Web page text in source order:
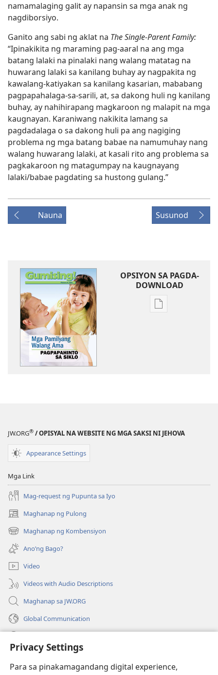
Privacy Settings
Para sa pinakamagandang digital experience,
namamalaging galit ay napansin sa mga anak ng
nagdiborsiyo.
Ganito ang sabi ng aklat na The Single-Parent Family:
“Ipinakikita ng maraming pag-aaral na ang mga
batang lalaki na pinalaki nang walang matatag na
huwarang lalaki sa kanilang buhay ay nagpakita ng
kawalang-katiyakan sa kanilang kasarian, mababang
pagpapahalaga-sa-sarili, at, sa dakong huli ng kanilang
buhay, ay nahihirapang magkaroon ng malapit na mga
kaugnayan. Karaniwang nakikita lamang sa
pagdadalaga o sa dakong huli pa ang nagiging
problema ng mga batang babae na namumuhay nang
walang huwarang lalaki, at kasali rito ang problema sa
pagkakaroon ng matagumpay na kaugnayang
lalaki/babae pagdating sa hustong gulang.”
Nauna Susunod
OPSIYON SA PAGDA-
DOWNLOAD
Opsiyon
JW.ORG® / OPISYAL NA WEBSITE NG MGA SAKSI NI JEHOVA
Appearance Settings
Mga Link
Mag-request ng Pupunta sa Iyo
Maghanap ng Pulong
(may
bubukas
na
bagong
window)
Maghanap ng Kombensiyon
(may
bubukas
na
bagong
window)
Ano’ng Bago?
Video
Videos with Audio Descriptions
Maghanap sa JW.ORG
Global Communication
(may